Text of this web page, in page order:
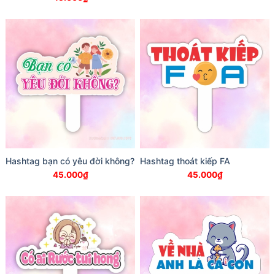
Hashtag bạn có yêu đời không?
45.000₫
Hashtag thoát kiếp FA
45.000₫